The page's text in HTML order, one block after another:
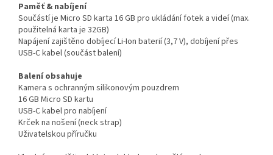
Paměť & nabíjení
Součástí je Micro SD karta 16 GB pro ukládání fotek a videí (max.
použitelná karta je 32GB)
Napájení zajištěno dobíjecí Li-Ion baterií (3,7 V), dobíjení přes
USB-C kabel (součást balení)
Balení obsahuje
Kamera s ochranným silikonovým pouzdrem
16 GB Micro SD kartu
USB-C kabel pro nabíjení
Krček na nošení (neck strap)
Uživatelskou příručku